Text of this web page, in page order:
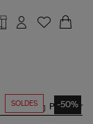
SOLDES -50%
Partager